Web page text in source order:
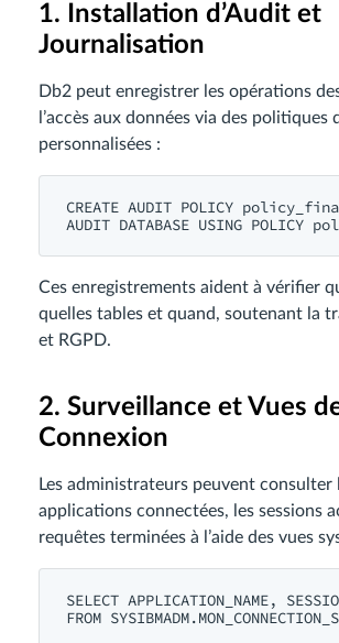
1. Installation d’Audit et
Journalisation
Db2 peut enregistrer les opérations
l’accès aux données via des politiques
personnalisées :
CREATE AUDIT POLICY
Ces enregistrements aident à vérifier
quelles tables et quand, soutenant la
et RGPD.
2. Surveillance et Vues
Connexion
Les administrateurs peuvent consulter
applications connectées, les sessions
requêtes terminées à l’aide des vues
SELECT APPLICATION_NAME,